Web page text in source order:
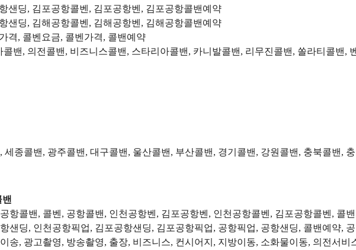
샌딩, 김포공항콜벤, 김포공항벤, 김포공항콜밴예약
샌딩, 김해공항콜벤, 김해공항벤, 김해공항콜밴예약
격, 콜벤요금, 콜벤가격, 콜밴예약
밴, 의전콜밴, 비즈니스콜밴, 스타리아콜밴, 카니발콜밴, 리무진콜밴, 쏠라티콜밴,
종콜밴, 광주콜밴, 대구콜밴, 울산콜밴, 부산콜밴, 경기콜밴, 강원콜밴, 충북콜밴,
항콜밴, 콜벤, 공항콜밴, 인천공항벤, 김포공항벤, 인천공항콜벤, 김포공항콜벤, 콜
샌딩, 인천공항픽업, 김포공항샌딩, 김포공항픽업, 공항픽업, 공항샌딩, 콜밴예약,
송, 광고촬영, 방송촬영, 출장, 비즈니스, 컨시어지, 지방이동, 소화물이동, 의전서